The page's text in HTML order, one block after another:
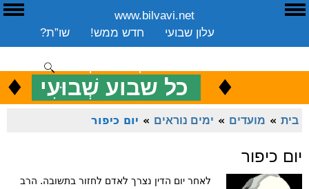
www.bilvavi.net
שו”ת?
חדש ממש!
עלון שבועי
שיעורים שבועי
ספרים
ארכיון
סקירה כללית
ENGLISH ♦ כל שבוע שְׁבוּעִי ♦
בית » מועדים » ימים נוראים » יום כיפור
יום כיפור
לאחר יום הדין נצרך לאדם לחזור בתשובה. הרב